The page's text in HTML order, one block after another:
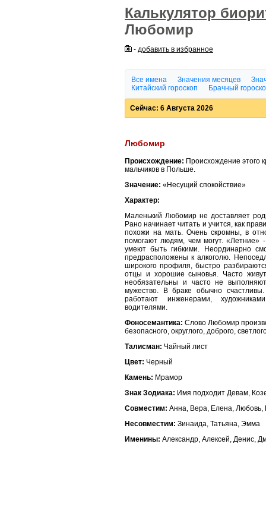
Калькулятор
Любомир
- добавить в избранное
Все имена Значения месяцев
Китайский гороскоп
Брачный
Сейчас: 6 Августа 2026
Любомир
Происхождение: Происхождение этого
мальчиков в Польше.
Значение: «Несущий спокойствие»
Характер:
Маленький Любомир не доставляет
Рано начинает читать и учится, как
похожи на мать. Очень скромны, в
помогают людям, чем могут. «Летние»
умеют быть гибкими. Неординарно
предрасположены к алкоголю.
широкого профиля, быстро
отцы и хорошие сыновья. Часто
необязательны и часто не
мужество. В браке обычно
работают инженерами,
водителями.
Фоносемантика: Слово Любомир
безопасного, округлого, доброго,
Талисман: Чайный лист
Цвет: Черный
Камень: Мрамор
Знак Зодиака: Имя подходит Девам,
Совместим: Анна, Вера, Елена, Любовь,
Несовместим: Зинаида, Татьяна, Эмма
Именины: Александр, Алексей, Денис,